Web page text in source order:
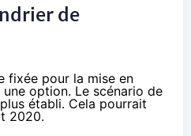
de
fixée pour la mise en
option. Le scénario de
établi. Cela pourrait
2020.